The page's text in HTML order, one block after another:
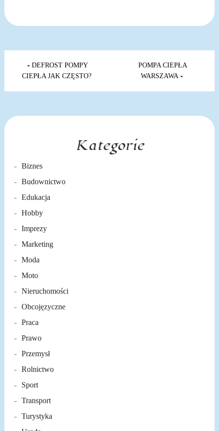
Nawigacja
wpisuDEFROST POMPY
CIEPŁA JAK CZĘSTO?
POMPA CIEPŁA
WARSZAWA
Kategorie
Biznes
Budownictwo
Edukacja
Hobby
Imprezy
Marketing
Moda
Moto
Nieruchomości
Obcojęzyczne
Praca
Prawo
Przemysł
Rolnictwo
Sport
Transport
Turystyka